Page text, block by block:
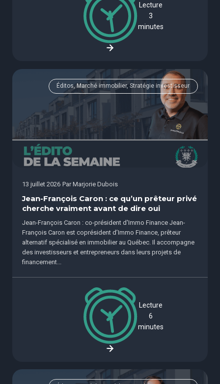
Lecture
3
minutes
Éditos, Marché immobilier, Stratégie investisseur
13 juillet 2026 Par Marjorie Dubois
Jean-François Caron : ce qu’un prêteur privé
cherche vraiment avant de dire oui
Jean-François Caron : co-président d'Immo Finance Jean-
François Caron est coprésident d’Immo Finance, prêteur
alternatif spécialisé en immobilier au Québec. Il accompagne
des investisseurs et entrepreneurs dans leurs projets de
financement...
Lecture
6
minutes